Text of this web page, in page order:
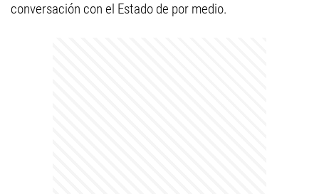
conversación con el Estado de por medio.